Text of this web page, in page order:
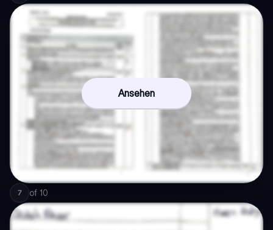
Ansehen
7 of 10